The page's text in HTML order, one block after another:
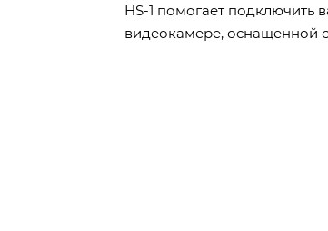
HS-1 помогает
видеокамере, оснащенной